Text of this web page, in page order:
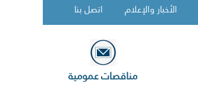
الأخبار والإعلام اتصل بنا
مناقصات عمومية